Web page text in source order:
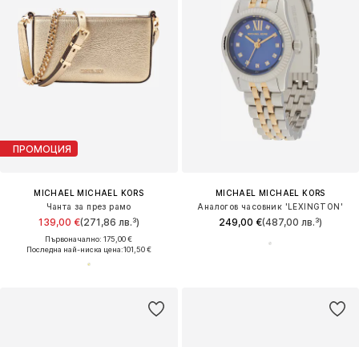
ПРОМОЦИЯ
MICHAEL MICHAEL KORS
Чанта за през рамо
139,00 €(271,86 лв.³)
Първоначално: 175,00 €
Последна най-ниска цена:101,50 €
MICHAEL MICHAEL KORS
Аналогов часовник 'LEXINGTON'
249,00 €(487,00 лв.³)